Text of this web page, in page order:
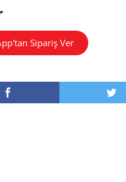
Sipariş Ver